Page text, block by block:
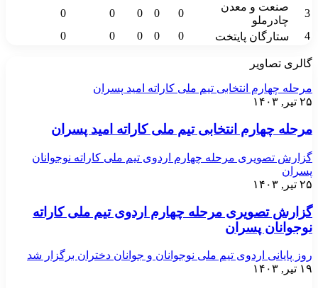
3
صنعت و معدن
چادرملو
0
0
0
0
0
4
ستارگان پایتخت 0
0
0
0
0
گالری تصاویر
مرحله چهارم انتخابی تیم ملی کاراته امید پسران
۲۵ تیر, ۱۴۰۳
مرحله چهارم انتخابی تیم ملی کاراته امید پسران
گزارش تصویری مرحله چهارم اردوی تیم ملی کاراته نوجوانان
پسران
۲۵ تیر, ۱۴۰۳
گزارش تصویری مرحله چهارم اردوی تیم ملی کاراته
نوجوانان پسران
روز پایانی اردوی تیم ملی نوجوانان و جوانان دختران برگزار شد
۱۹ تیر, ۱۴۰۳